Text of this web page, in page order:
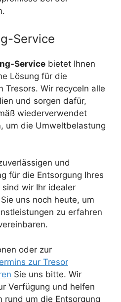
Service
Service bietet Ihnen
Lösung für die
Tresors. Wir recyceln alle
und sorgen dafür,
wiederverwendet
um die Umweltbelastung
und
für die Entsorgung Ihres
wir Ihr idealer
uns noch heute, um
zu erfahren
oder zur
zur Tresor
Sie uns bitte. Wir
Verfügung und helfen
rund um die Entsorgung